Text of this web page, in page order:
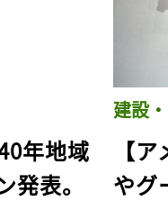
年地域
発表。
建設
【
やグ